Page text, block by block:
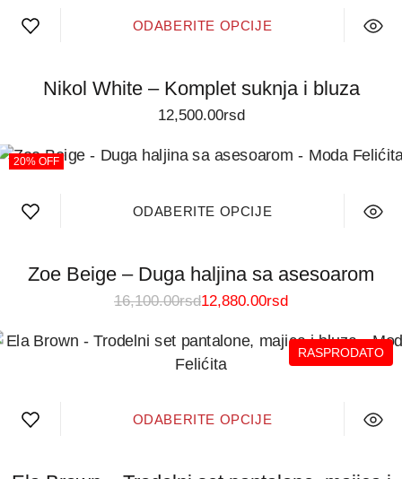
ODABERITE OPCIJE
Nikol White – Komplet suknja i bluza
12,500.00rsd
20% OFF
ODABERITE OPCIJE
Zoe Beige – Duga haljina sa asesoarom
16,100.00rsd12,880.00rsd
RASPRODATO
ODABERITE OPCIJE